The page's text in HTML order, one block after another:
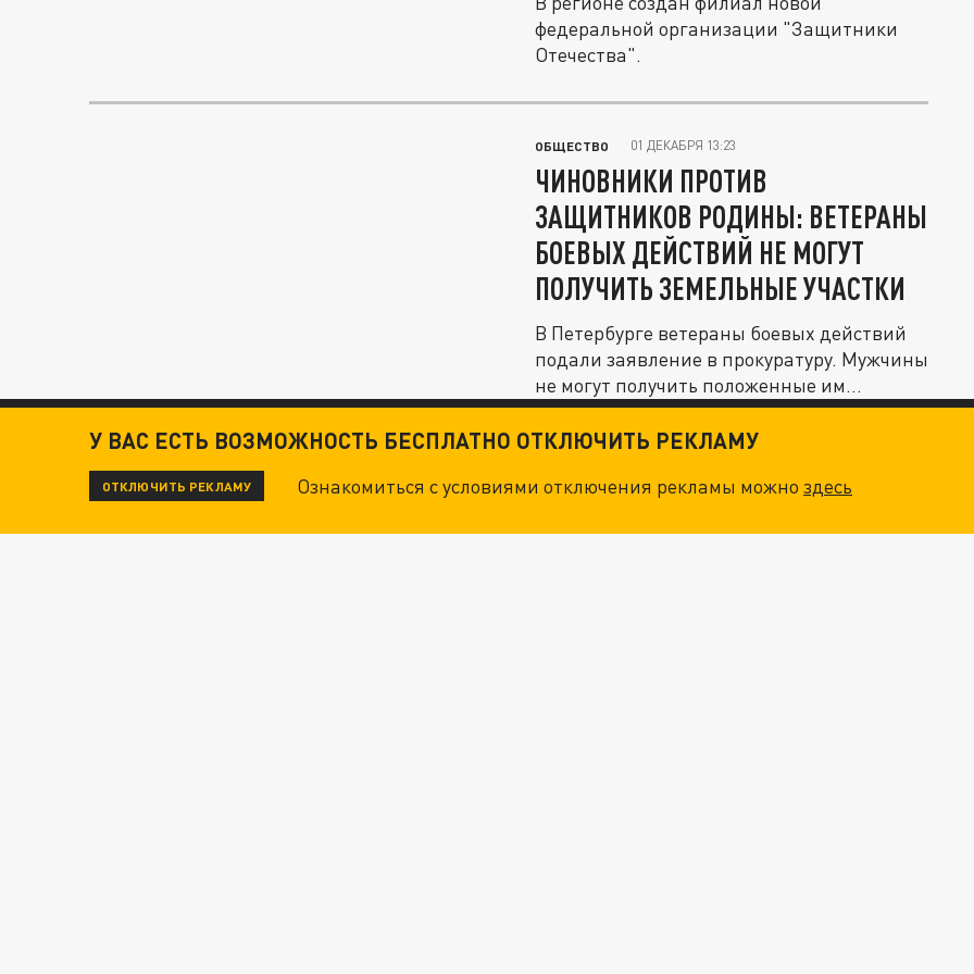
федеральной организации "Защитники
Отечества".
ОБЩЕСТВО 01 ДЕКАБРЯ 13:23
ЧИНОВНИКИ ПРОТИВ
ЗАЩИТНИКОВ РОДИНЫ: ВЕТЕРАНЫ
БОЕВЫХ ДЕЙСТВИЙ НЕ МОГУТ
ПОЛУЧИТЬ ЗЕМЕЛЬНЫЕ УЧАСТКИ
В Петербурге ветераны боевых действий
подали заявление в прокуратуру. Мужчины
не могут получить положенные им...
У ВАС ЕСТЬ ВОЗМОЖНОСТЬ БЕСПЛАТНО ОТКЛЮЧИТЬ РЕКЛАМУ
ОТКЛЮЧИТЬ РЕКЛАМУ Ознакомиться с условиями отключения рекламы можноздесь